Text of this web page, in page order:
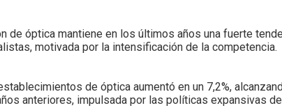
de óptica mantiene en los últimos años una fuerte
motivada por la intensificación de la competencia.
de óptica aumentó en un 7,2%,
anteriores, impulsada por las políticas expansivas